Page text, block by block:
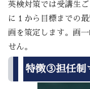
英検対策では受講生
に１から目標までの
画を策定します。画
せん。
特徴③担任制